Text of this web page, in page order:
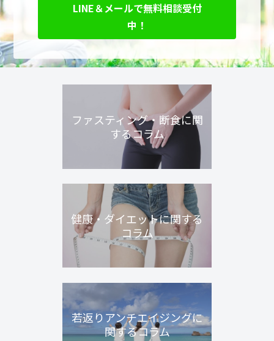
LINE＆メールで無料相談受付
中！
ファスティング・断食に関
するコラム
健康・ダイエットに関する
コラム
若返りアンチエイジングに
関するコラム